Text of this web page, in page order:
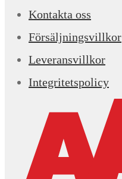
Kontakta oss
Försäljningsvillkor
Leveransvillkor
Integritetspolicy